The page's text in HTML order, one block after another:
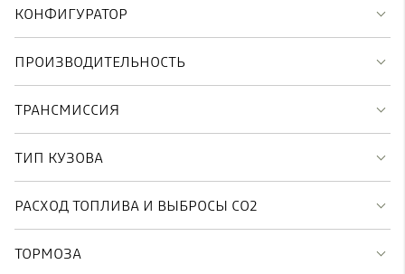
КОНФИГУРАТОР
ПРОИЗВОДИТЕЛЬНОСТЬ
ТРАНСМИССИЯ
ТИП КУЗОВА
РАСХОД ТОПЛИВА И ВЫБРОСЫ CO2
ТОРМОЗА